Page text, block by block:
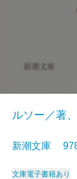
ルソー／著
新潮文庫
文庫電子書籍あり